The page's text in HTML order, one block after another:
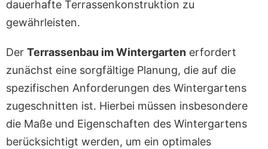
dauerhafte Terrassenkonstruktion zu
gewährleisten.
Der Terrassenbau im Wintergarten erfordert
zunächst eine sorgfältige Planung, die auf die
spezifischen Anforderungen des Wintergartens
zugeschnitten ist. Hierbei müssen insbesondere
die Maße und Eigenschaften des Wintergartens
berücksichtigt werden, um ein optimales